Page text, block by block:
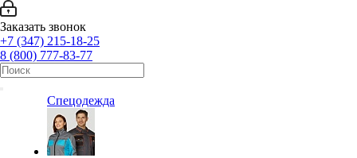
Заказать звонок
+7 (347) 215-18-25
8 (800) 777-83-77
Спецодежда